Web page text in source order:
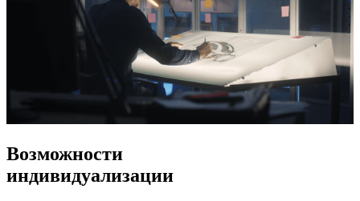
Возможности
индивидуализации